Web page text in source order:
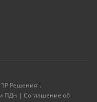
Решения".
ПДн | Соглашение об